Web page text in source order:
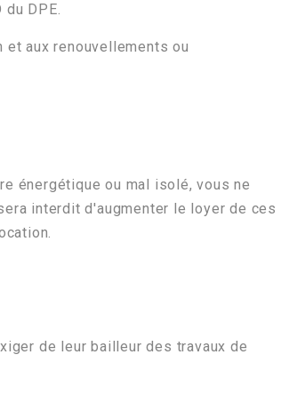
DPE.
aux renouvellements ou
énergétique ou mal isolé, vous ne
interdit d'augmenter le loyer de ces
de leur bailleur des travaux de